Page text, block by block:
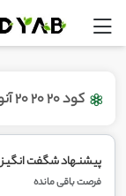
کود 20 20 20 آنورل
پیشنـهاد شگفت انگیـز
فرصت باقی مانده